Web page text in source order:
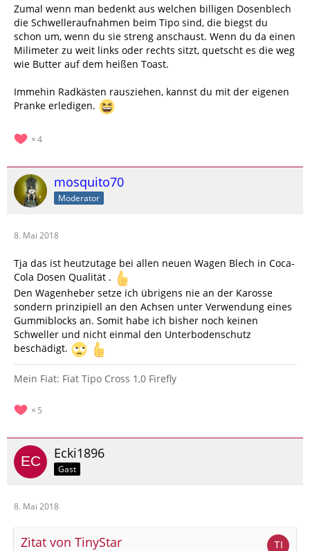
Zumal wenn man bedenkt aus welchen billigen Dosenblech
die Schwelleraufnahmen beim Tipo sind, die biegst du
schon um, wenn du sie streng anschaust. Wenn du da einen
Milimeter zu weit links oder rechts sitzt, quetscht es die weg
wie Butter auf dem heißen Toast.
Immehin Radkästen rausziehen, kannst du mit der eigenen
Pranke erledigen.
4
mosquito70
Moderator
8. Mai 2018
Tja das ist heutzutage bei allen neuen Wagen Blech in Coca-
Cola Dosen Qualität .
Den Wagenheber setze ich übrigens nie an der Karosse
sondern prinzipiell an den Achsen unter Verwendung eines
Gummiblocks an. Somit habe ich bisher noch keinen
Schweller und nicht einmal den Unterbodenschutz
beschädigt.
Mein Fiat: Fiat Tipo Cross 1,0 Firefly
5
Ecki1896
Gast
8. Mai 2018
Zitat von TinyStar